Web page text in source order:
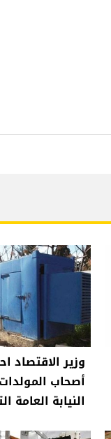
وزير الاقتصاد
أصحاب
النيابة العامة